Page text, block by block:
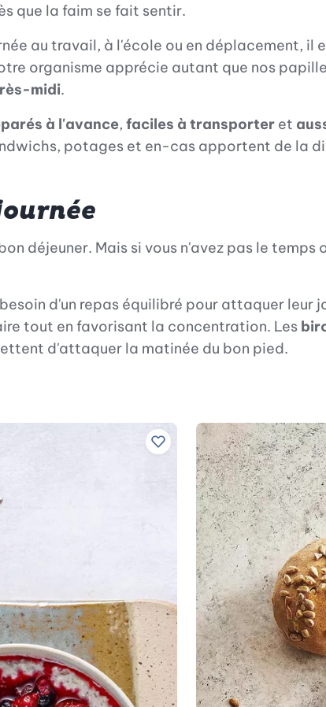
que la faim se fait sentir.
au travail, à l'école ou en déplacement,
organisme apprécie autant que nos
midi.
à l'avance, faciles à transporter et
potages et en-cas apportent de la
déjeuner. Mais si vous n'avez pas le
d'un repas équilibré pour attaquer leur
tout en favorisant la concentration. Les
d'attaquer la matinée du bon pied.
Ajouter à vos recettes